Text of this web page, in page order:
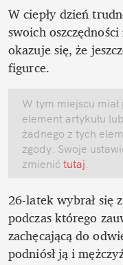
W ciepły dzień
swoich
okazuje się, że
figurce.
W tym miejscu
element artykułu
żadnego z tych
zgody. Swoje
zmienić tutaj.
26-latek wybrał się
podczas którego
zachęcającą do
podniósł ją i